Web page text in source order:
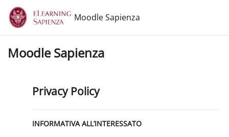
Vai al contenuto principale
Moodle Sapienza
Moodle Sapienza
Privacy Policy
INFORMATIVA ALL’INTERESSATO